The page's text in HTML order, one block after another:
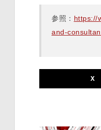
参照： https://
and-
X